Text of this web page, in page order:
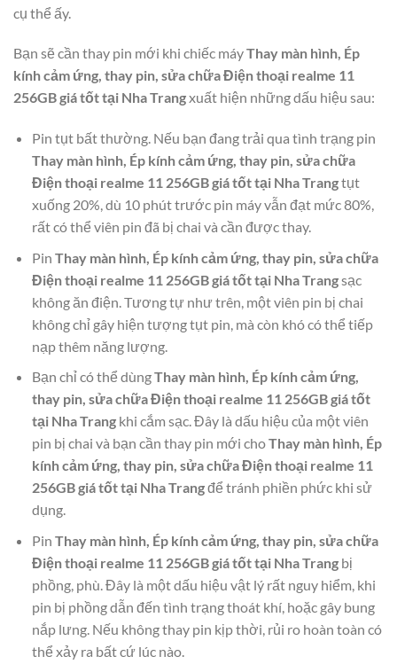
cụ thể ấy.
Bạn sẽ cần thay pin mới khi chiếc máyThay màn hình, Ép
kính cảm ứng, thay pin, sửa chữa Điện thoại realme 11
256GB giá tốt tại Nha Trangxuất hiện những dấu hiệu sau:
Pin tụt bất thường. Nếu bạn đang trải qua tình trạng pin
Thay màn hình, Ép kính cảm ứng, thay pin, sửa chữa
Điện thoại realme 11 256GB giá tốt tại Nha Trangtụt
xuống 20%, dù 10 phút trước pin máy vẫn đạt mức 80%,
rất có thể viên pin đã bị chai và cần được thay.
Pin Thay màn hình, Ép kính cảm ứng, thay pin, sửa chữa
Điện thoại realme 11 256GB giá tốt tại Nha Trangsạc
không ăn điện. Tương tự như trên, một viên pin bị chai
không chỉ gây hiện tượng tụt pin, mà còn khó có thể tiếp
nạp thêm năng lượng.
Bạn chỉ có thể dùngThay màn hình, Ép kính cảm ứng,
thay pin, sửa chữa Điện thoại realme 11 256GB giá tốt
tại Nha Trangkhi cắm sạc. Đây là dấu hiệu của một viên
pin bị chai và bạn cần thay pin mới choThay màn hình, Ép
kính cảm ứng, thay pin, sửa chữa Điện thoại realme 11
256GB giá tốt tại Nha Trangđể tránh phiền phức khi sử
dụng.
Pin Thay màn hình, Ép kính cảm ứng, thay pin, sửa chữa
Điện thoại realme 11 256GB giá tốt tại Nha Trangbị
phồng, phù. Đây là một dấu hiệu vật lý rất nguy hiểm, khi
pin bị phồng dẫn đến tình trạng thoát khí, hoặc gây bung
nắp lưng. Nếu không thay pin kịp thời, rủi ro hoàn toàn có
thể xảy ra bất cứ lúc nào.